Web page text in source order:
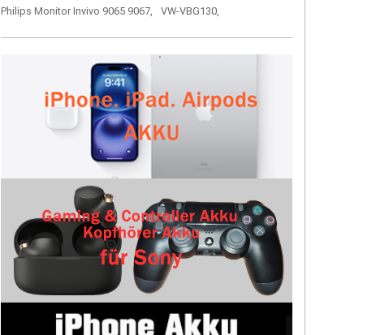
Philips Monitor Invivo 9065 9067,
VW-VBG130,